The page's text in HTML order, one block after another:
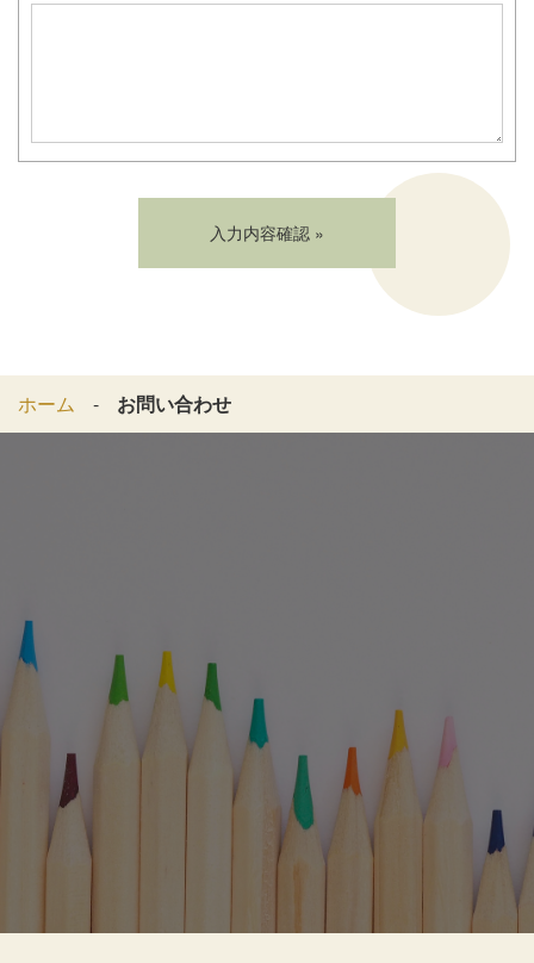
ホーム お問い合わせ